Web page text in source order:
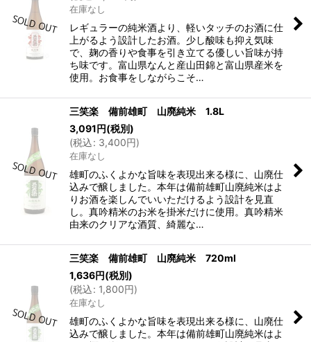
在庫なし
レギュラーの純米酒より、軽いタッチのお酒に仕
上がるよう設計したお酒。少し酸味も抑え気味
で、麹の香りや食事を引き立てる優しい旨味が持
ち味です。富山県なんと産山田錦と富山県産米を
使用。お食事をしながらこそ…
三笑楽 備前雄町 山廃純米 1.8L
3,091円(税別)
(税込: 3,400円)
在庫なし
雄町のふくよかな旨味を表現出来る様に、山廃仕
込みで醸しました。本年は備前雄町山廃純米はよ
りお酒を楽しんでいいただけるよう設計を見直
し。真吟精米のお米を掛米だけに使用。真吟精米
由来のクリアな酒質、綺麗な…
三笑楽 備前雄町 山廃純米 720ml
1,636円(税別)
(税込: 1,800円)
在庫なし
雄町のふくよかな旨味を表現出来る様に、山廃仕
込みで醸しました。本年は備前雄町山廃純米はよ